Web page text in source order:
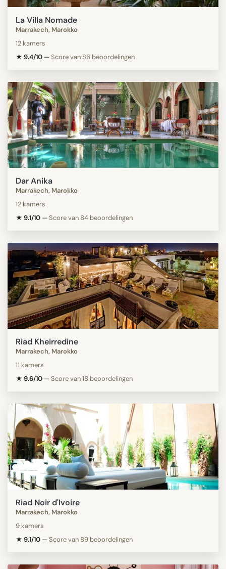
La Villa Nomade
Marrakech, Marokko
12 kamers
★ 9.4/10 —Score van 86 beoordelingen
Dar Anika
Marrakech, Marokko
12 kamers
★ 9.1/10 —Score van 84 beoordelingen
Riad Kheirredine
Marrakech, Marokko
11 kamers
★ 9.6/10 —Score van 18 beoordelingen
Riad Noir d'Ivoire
Marrakech, Marokko
9 kamers
★ 9.1/10 —Score van 89 beoordelingen